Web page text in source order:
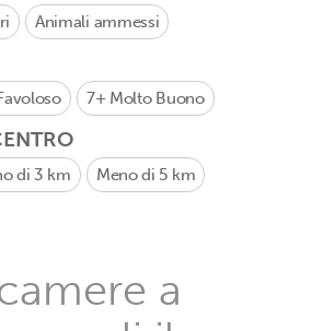
Animali ammessi
7+ Molto Buono
di 3 km Meno di 5 km
a